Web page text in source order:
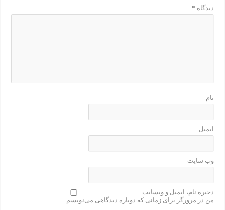
دیدگاه *
نام
ایمیل
وب‌ سایت
ذخیره نام، ایمیل و وبسایت
من در مرورگر برای زمانی که دوباره دیدگاهی می‌نویسم.